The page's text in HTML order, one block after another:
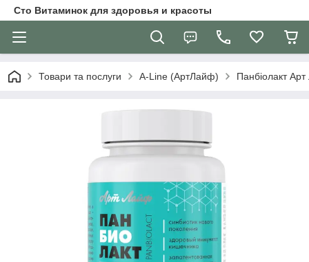
Сто Витаминок для здоровья и красоты
Товари та послуги A-Line (АртЛайф) Панбіолакт